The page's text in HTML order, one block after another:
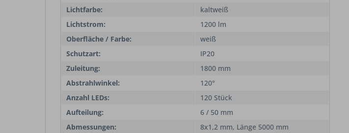
Lichtfarbe:
kaltweiß
Lichtstrom:
1200 lm
Oberfläche / Farbe:
weiß
Schutzart:
IP20
Zuleitung:
1800 mm
Abstrahlwinkel:
120°
Anzahl LEDs:
120 Stück
Aufteilung:
6 / 50 mm
Abmessungen:
8x1,2 mm, Länge 5000 mm